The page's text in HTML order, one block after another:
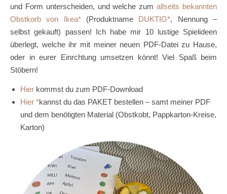
und Form unterscheiden, und welche zumallseits bekannten
Obstkorb von Ikea (Produktname DUKTIG , Nennung –
selbst gekauft) passen! Ich habe mir 10 lustige Spielideen
überlegt, welche ihr mit meiner neuen PDF-Datei zu Hause,
oder in eurer Einrchtung umsetzen könnt! Viel Spaß beim
Stöbern!
Hier kommst du zum PDF-Download
Hier
kannst du das PAKET bestellen – samt meiner PDF
und dem benötigten Material (Obstkobt, Pappkarton-Kreise,
Karton)